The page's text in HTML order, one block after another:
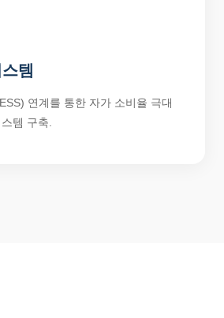
템
연계를 통한 자가 소비율 극대
템 구축.